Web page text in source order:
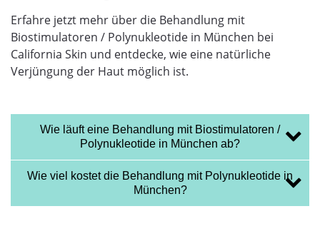
Erfahre jetzt mehr über die Behandlung mit
Biostimulatoren / Polynukleotide in München bei
California Skin und entdecke, wie eine natürliche
Verjüngung der Haut möglich ist.
Wie läuft eine Behandlung mit Biostimulatoren /
Polynukleotide in München ab?
Wie viel kostet die Behandlung mit Polynukleotide in
München?